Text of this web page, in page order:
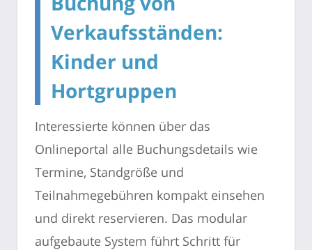
Verkaufsständen:
Kinder und
Hortgruppen
Interessierte können über das
Onlineportal alle Buchungsdetails wie
Termine, Standgröße und
Teilnahmegebühren kompakt einsehen
und direkt reservieren. Das modular
aufgebaute System führt Schritt für